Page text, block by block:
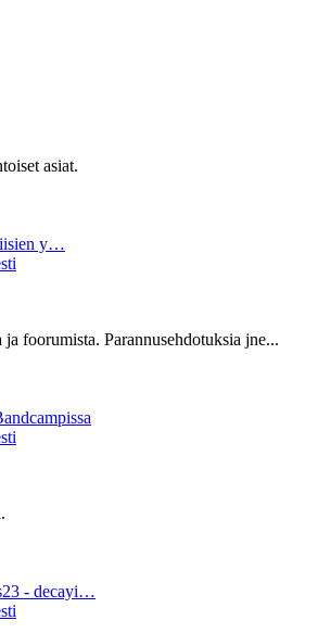
asiat.
y…
foorumista. Parannusehdotuksia jne...
- decayi…